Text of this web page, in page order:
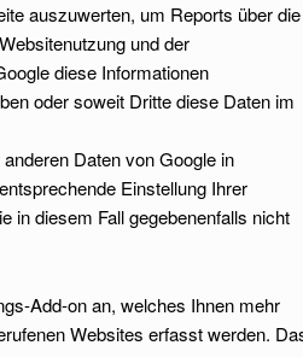
auszuwerten, um Reports über die
und der
diese Informationen
oder soweit Dritte diese Daten im
Daten von Google in
Einstellung Ihrer
in diesem Fall gegebenenfalls nicht
Add-on an, welches Ihnen mehr
Websites erfasst werden.